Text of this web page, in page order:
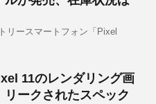
リースマートフォン「Pixel
11のレンダリング画
リークされたスペック